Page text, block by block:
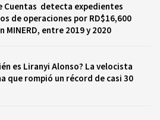
Cuentas detecta expedientes
de operaciones por RD$16,600
MINERD, entre 2019 y 2020
es Liranyi Alonso? La velocista
que rompió un récord de casi 30